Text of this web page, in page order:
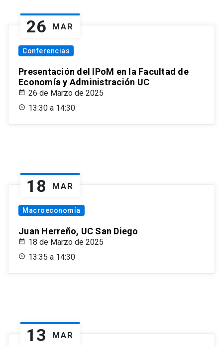
26 MAR
Conferencias
Presentación del IPoM en la Facultad de
Economía y Administración UC
26 de Marzo de 2025
13:30 a 14:30
18 MAR
Macroeconomía
Juan Herreño, UC San Diego
18 de Marzo de 2025
13:35 a 14:30
13 MAR